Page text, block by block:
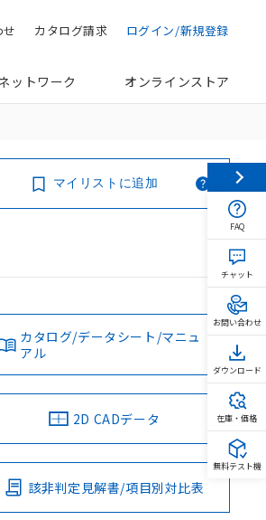
ログイン/新規登録
カタログ請求
ットワーク オンラインストア
マイリストに追加
カタログ/データシート/マニュ
アル
2D CADデータ
該非判定見解書/項目別対比表
FAQ
チャット
お問い合わせ
ダウンロード
在庫・価格
無料テスト機